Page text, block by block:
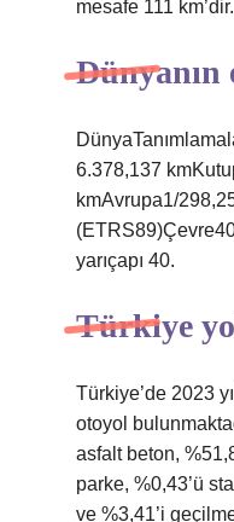
mesafe 111 km’dir.
Dünyanın
6.378,137
kmAvrupa1/
yarıçapı 40.
Türkiye
Türkiye’de 2023
otoyol
asfalt beton,
parke, %0,43’ü
ve %3,41’i